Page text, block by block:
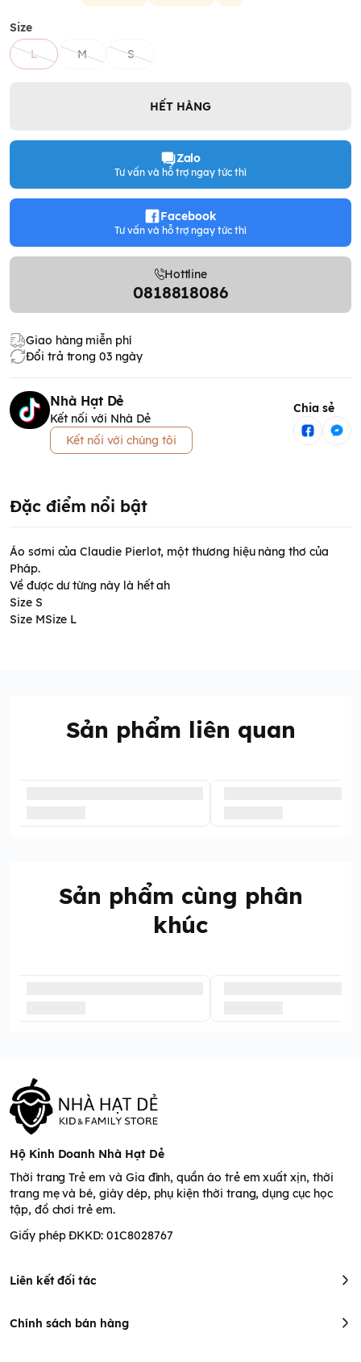
Size
L
M S
HẾT HÀNG
Zalo
Tư vấn và hỗ trợ ngay tức thì
Facebook
Tư vấn và hỗ trợ ngay tức thì
Hottline
0818818086
Giao hàng miễn phí
Đổi trả trong 03 ngày
Nhà Hạt Dẻ
Kết nối với Nhà Dẻ
Kết nối với chúng tôi
Chia sẻ
Đặc điểm nổi bật
Áo sơmi của Claudie Pierlot, một thương hiệu nàng thơ của
Pháp.
Về được dư từng này là hết ah
Size S
Size MSize L
Sản phẩm liên quan
Sản phẩm cùng phân
khúc
Hộ Kinh Doanh Nhà Hạt Dẻ
Thời trang Trẻ em và Gia đình, quần áo trẻ em xuất xịn, thời
trang mẹ và bé, giày dép, phụ kiện thời trang, dụng cục học
tập, đồ chơi trẻ em.
Giấy phép ĐKKD: 01C8028767
Liên kết đối tác
Chính sách bán hàng